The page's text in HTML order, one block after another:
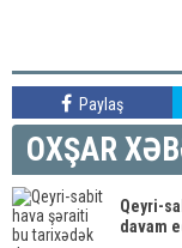
Paylaş
OXŞAR
Qeyri-
davam